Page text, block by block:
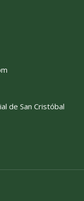
de San Cristóbal